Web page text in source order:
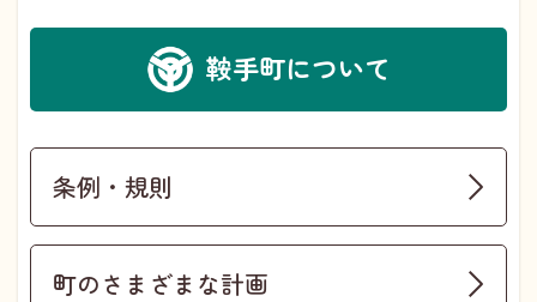
鞍手町について
条例・規則
町のさまざまな計画